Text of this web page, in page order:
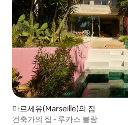
마르세유(Marseille)의 집
건축가의 집 - 루카스 블랑